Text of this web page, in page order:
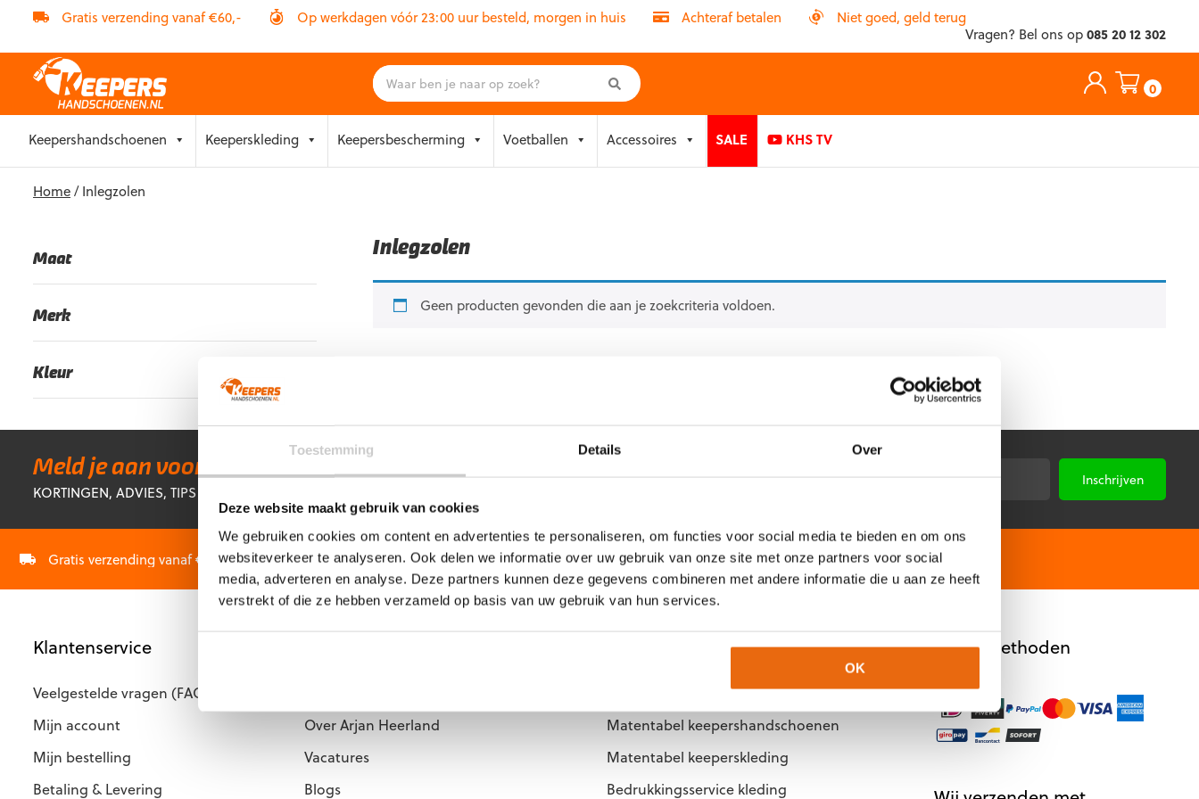
Toestemming Details Over
Deze website maakt gebruik van cookies
We gebruiken cookies om content en advertenties te personaliseren, om functies voor social media te bieden en om ons
websiteverkeer te analyseren. Ook delen we informatie over uw gebruik van onze site met onze partners voor social
media, adverteren en analyse. Deze partners kunnen deze gegevens combineren met andere informatie die u aan ze heeft
verstrekt of die ze hebben verzameld op basis van uw gebruik van hun services.
OK
Gratis verzending vanaf €60,- Op werkdagen vóór 23:00 uur besteld, morgen in huis Achteraf betalen
Niet goed, geld terug
Vragen? Bel ons op085 20 12 302
0
toKeepershandschoenen Keeperskleding Keepersbescherming Voetballen Accessoires SALE KHS TV
Home/ Inlegzolen
Maat
Merk
Kleur
Inlegzolen
Geen producten gevonden die aan je zoekcriteria voldoen.
Meld je aan voor onze nieuwsbrief!
KORTINGEN, ADVIES, TIPS & TRICKS EN NOG VEEL MEER! Voornaam* Achternaam*
E-
Gratis verzending vanaf €60,-
Op werkdagen vóór 23:00 uur besteld, morgen in huis Achteraf betalen Niet goed, geld terug
Klantenservice
Veelgestelde vragen (FAQ)
Mijn account
Mijn bestelling
Betaling & Levering
Over Arjan Heerland
Vacatures
Blogs
Productinformatie
Handschoenenkeuze
Matentabel keepershandschoenen
Matentabel keeperskleding
Bedrukkingsservice kleding
Betaalmethoden